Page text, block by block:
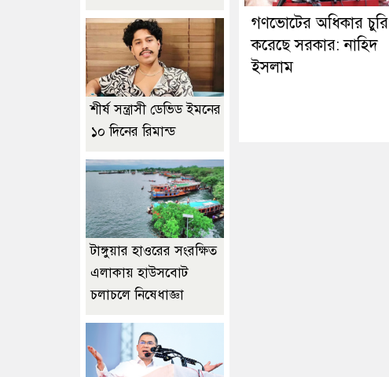
গণভোটের অধিকার চুরি
করেছে সরকার: নাহিদ
ইসলাম
শীর্ষ সন্ত্রাসী ডেভিড ইমনের
১০ দিনের রিমান্ড
টাঙ্গুয়ার হাওরের সংরক্ষিত
এলাকায় হাউসবোট
চলাচলে নিষেধাজ্ঞা